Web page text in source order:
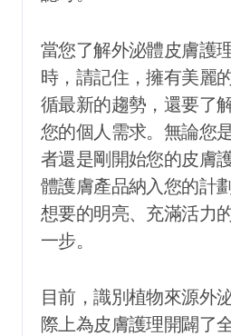
當您了解外泌體皮膚護
時，請記住，擁有美麗
循最新的趨勢，還要了
您的個人需求。無論您
者還是剛開始您的皮膚
體護膚產品納入您的計
想要的明亮、充滿活力
一步。
目前，識別植物來源外
際上為皮膚護理開闢了